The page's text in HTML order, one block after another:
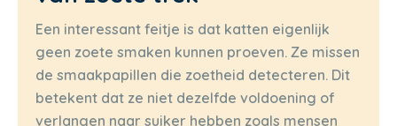
Een interessant feitje is dat katten eigenlijk
geen zoete smaken kunnen proeven. Ze missen
de smaakpapillen die zoetheid detecteren. Dit
betekent dat ze niet dezelfde voldoening of
verlangen naar suiker hebben zoals mensen